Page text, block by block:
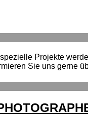
Projekte
Sie uns gerne